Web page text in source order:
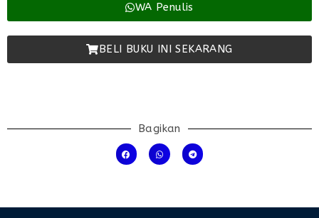
WA Penulis
BELI BUKU INI SEKARANG
Bagikan